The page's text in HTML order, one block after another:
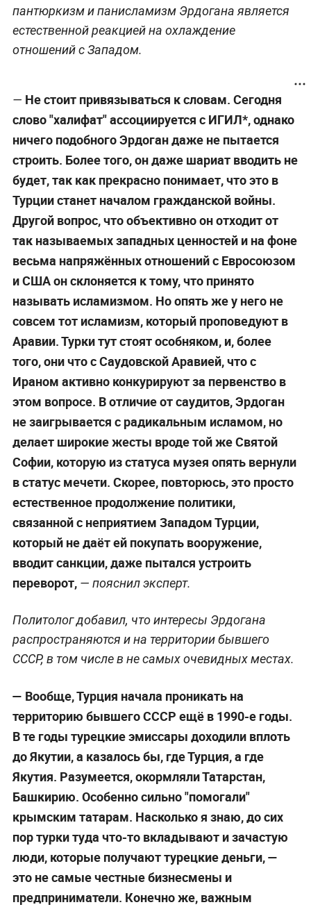
пантюркизм и панисламизм Эрдогана является
естественной реакцией на охлаждение
отношений с Западом.
— Не стоит привязываться к словам. Сегодня
слово "халифат" ассоциируется с ИГИЛ*, однако
ничего подобного Эрдоган даже не пытается
строить. Более того, он даже шариат вводить не
будет, так как прекрасно понимает, что это в
Турции станет началом гражданской войны.
Другой вопрос, что объективно он отходит от
так называемых западных ценностей и на фоне
весьма напряжённых отношений с Евросоюзом
и США он склоняется к тому, что принято
называть исламизмом. Но опять же у него не
совсем тот исламизм, который проповедуют в
Аравии. Турки тут стоят особняком, и, более
того, они что с Саудовской Аравией, что с
Ираном активно конкурируют за первенство в
этом вопросе. В отличие от саудитов, Эрдоган
не заигрывается с радикальным исламом, но
делает широкие жесты вроде той же Святой
Софии, которую из статуса музея опять вернули
в статус мечети. Скорее, повторюсь, это просто
естественное продолжение политики,
связанной с неприятием Западом Турции,
который не даёт ей покупать вооружение,
вводит санкции, даже пытался устроить
переворот, — пояснил эксперт.
Политолог добавил, что интересы Эрдогана
распространяются и на территории бывшего
СССР, в том числе в не самых очевидных местах.
— Вообще, Турция начала проникать на
территорию бывшего СССР ещё в 1990-е годы.
В те годы турецкие эмиссары доходили вплоть
до Якутии, а казалось бы, где Турция, а где
Якутия. Разумеется, окормляли Татарстан,
Башкирию. Особенно сильно "помогали"
крымским татарам. Насколько я знаю, до сих
пор турки туда что-то вкладывают и зачастую
люди, которые получают турецкие деньги, —
это не самые честные бизнесмены и
предприниматели. Конечно же, важным